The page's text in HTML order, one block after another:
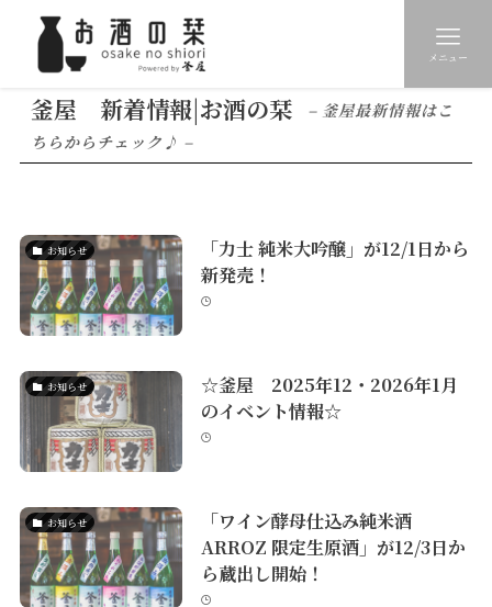
メニュー
釜屋 新着情報|お酒の栞
– 釜屋最新情報はこ
ちらからチェック♪ –
お知らせ
「力士 純米大吟醸」が12/1日から
新発売！
お知らせ
☆釜屋 2025年12・2026年1月
のイベント情報☆
お知らせ
「ワイン酵母仕込み純米酒
ARROZ 限定生原酒」が12/3日か
ら蔵出し開始！